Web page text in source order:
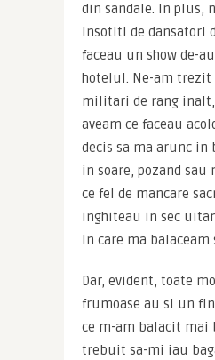
din sandale. In plus,
insotiti de dansatori
faceau un show de-
hotelul. Ne-am trezit
militari de rang inalt,
aveam ce faceau
decis sa ma arunc in
in soare, pozand sau
ce fel de mancare
inghiteau in sec
in care ma balaceam
Dar, evident, toate
frumoase au si un
ce m-am balacit mai
trebuit sa-mi iau